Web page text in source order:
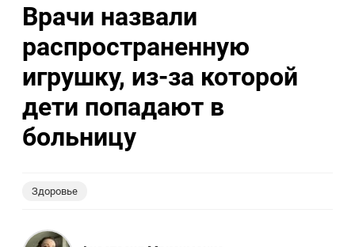
Врачи назвали
распространенную
игрушку, из-за которой
дети попадают в
больницу
Здоровье